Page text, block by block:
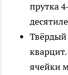
прутка
Твёрдый
ячейки